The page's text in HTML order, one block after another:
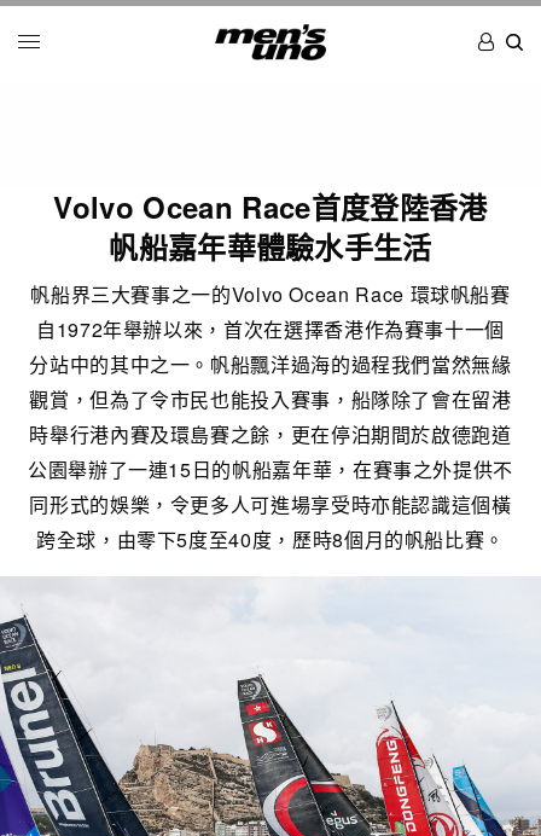
Volvo Ocean Race首度登陸香港
帆船嘉年華體驗水手生活
帆船界三大賽事之一的Volvo Ocean Race 環球帆船賽
自1972年舉辦以來，首次在選擇香港作為賽事十一個
分站中的其中之一。帆船飄洋過海的過程我們當然無緣
觀賞，但為了令市民也能投入賽事，船隊除了會在留港
時舉行港內賽及環島賽之餘，更在停泊期間於啟德跑道
公園舉辦了一連15日的帆船嘉年華，在賽事之外提供不
同形式的娛樂，令更多人可進場享受時亦能認識這個橫
跨全球，由零下5度至40度，歷時8個月的帆船比賽。